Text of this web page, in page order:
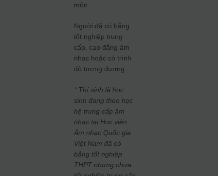
môn
Người đã có bằng
tốt nghiệp trung
cấp, cao đẳng âm
nhạc hoặc có trình
độ tương đương.
* Thí sinh là học
sinh đang theo học
hệ trung cấp âm
nhạc tại Học viện
Âm nhạc Quốc gia
Việt Nam đã có
bằng tốt nghiệp
THPT nhưng chưa